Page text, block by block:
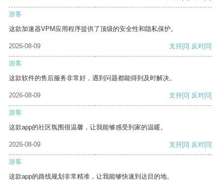
游客
这款加速器VPM应用程序提供了顶级的安全性和隐私保护。
2026-08-09 支持[0] 反对[0]
游客
这款软件的售后服务非常好，遇到问题都能得到及时解决。
2026-08-09 支持[0] 反对[0]
游客
这款app的社区氛围很温馨，让我能够感受到家的温暖。
2026-08-09 支持[0] 反对[0]
游客
这款app的路线规划非常精准，让我能够快速到达目的地。